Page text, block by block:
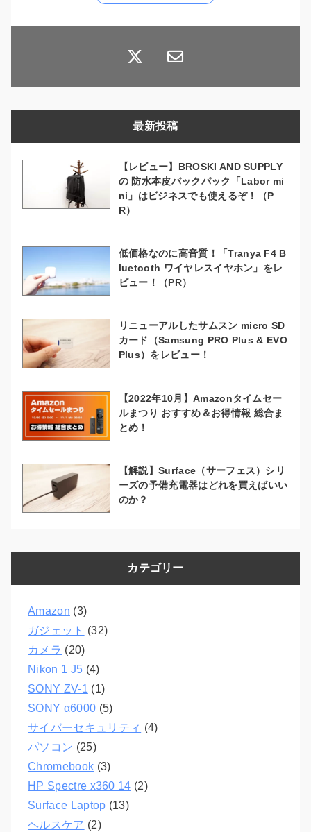
最新投稿
【レビュー】BROSKI AND SUPPLY
の 防水本皮バックパック「Labor mi
ni」はビジネスでも使えるぞ！（P
R）
低価格なのに高音質！「Tranya F4 B
luetooth ワイヤレスイヤホン」をレ
ビュー！（PR）
リニューアルしたサムスン micro SD
カード（Samsung PRO Plus & EVO
Plus）をレビュー！
【2022年10月】Amazonタイムセー
ルまつり おすすめ＆お得情報 総合ま
とめ！
【解説】Surface（サーフェス）シリ
ーズの予備充電器はどれを買えばいい
のか？
カテゴリー
Amazon (3)
ガジェット (32)
カメラ (20)
Nikon 1 J5 (4)
SONY ZV-1 (1)
SONY α6000 (5)
サイバーセキュリティ (4)
パソコン (25)
Chromebook (3)
HP Spectre x360 14 (2)
Surface Laptop (13)
ヘルスケア (2)